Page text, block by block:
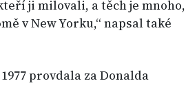
ji milovali, a těch je mnoho,
v New Yorku,“ napsal také
provdala za Donalda